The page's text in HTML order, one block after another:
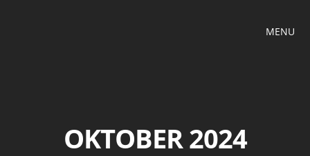
MENU
OKTOBER 2024